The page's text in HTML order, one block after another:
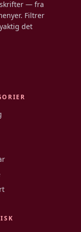
— fra
Filtrer
det